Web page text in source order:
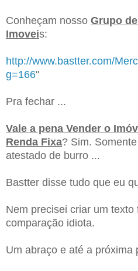
Conheçam nosso Grupo
Imoveis:
http://www.bastter.com/
g=166"
Pra fechar ...
Vale a pena Vender o
Renda Fixa? Sim.
atestado de burro ...
Bastter disse tudo que eu
Nem precisei criar um texto
comparação idiota.
Um abraço e até a próxima